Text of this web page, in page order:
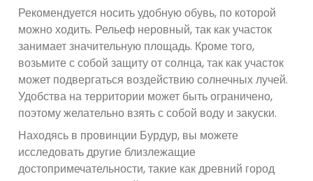
Рекомендуется носить удобную обувь, по которой
можно ходить. Рельеф неровный, так как участок
занимает значительную площадь. Кроме того,
возьмите с собой защиту от солнца, так как участок
может подвергаться воздействию солнечных лучей.
Удобства на территории может быть ограничено,
поэтому желательно взять с собой воду и закуски.
Находясь в провинции Бурдур, вы можете
исследовать другие близлежащие
достопримечательности, такие как древний город